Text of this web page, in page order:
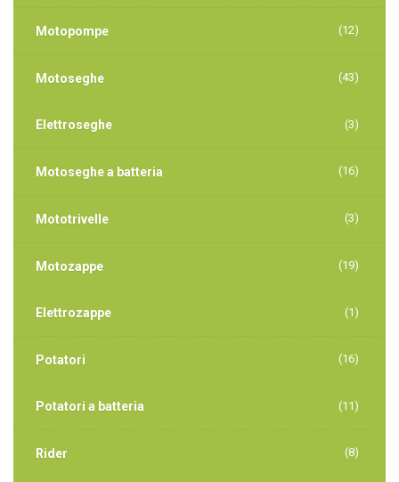
Motopompe (12)
Motoseghe (43)
Elettroseghe (3)
Motoseghe a batteria (16)
Mototrivelle (3)
Motozappe (19)
Elettrozappe (1)
Potatori (16)
Potatori a batteria (11)
Rider (8)